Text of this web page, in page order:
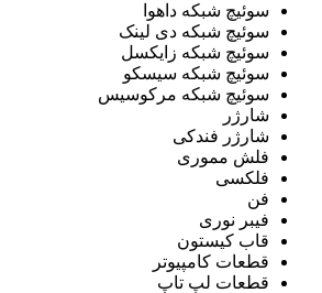
سوئیچ شبکه داهوا
سوئیچ شبکه دی لینک
سوئیچ شبکه زایکسل
سوئیچ شبکه سیسکو
سوئیچ شبکه مرکوسیس
شارژر
شارژر فندکی
فلش مموری
فلکسی
فن
فیبر نوری
قاب کیستون
قطعات کامپیوتر
قطعات لپ تاپ